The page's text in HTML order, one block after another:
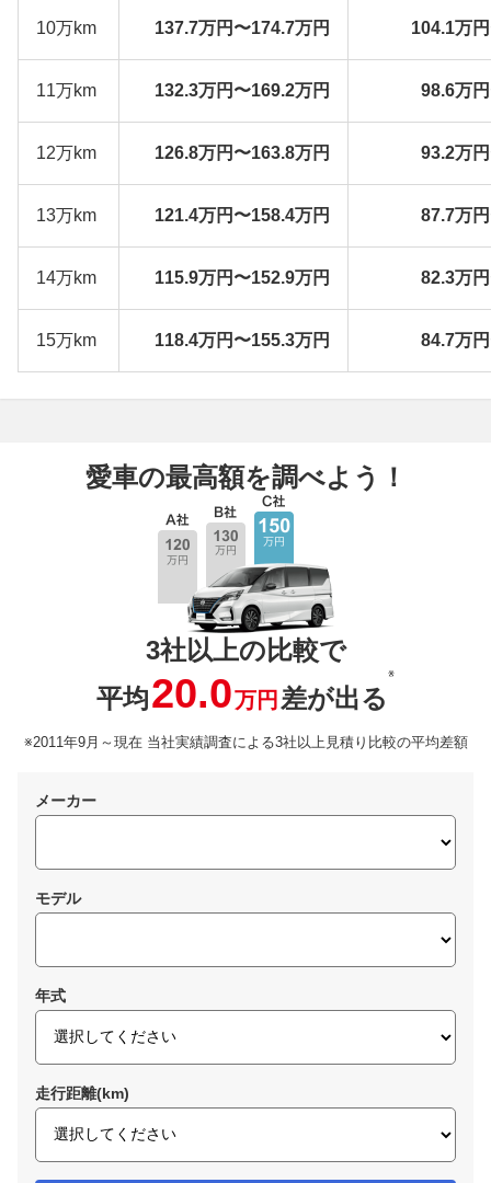
10万km 137.7万円〜174.7万円 104.1万
11万km 132.3万円〜169.2万円 98.6万
12万km 126.8万円〜163.8万円 93.2万
13万km 121.4万円〜158.4万円 87.7万
14万km 115.9万円〜152.9万円 82.3万
15万km 118.4万円〜155.3万円 84.7万
愛車の最高額を調べよう！
3社以上の比較で
平均20.0万円 差が出る
※
※2011年9月～現在 当社実績調査による3社以上見積り比較の平均差額
メーカー
モデル
年式
走行距離(km)